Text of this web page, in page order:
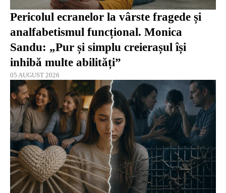
Pericolul ecranelor la vârste fragede și
analfabetismul funcțional. Monica
Sandu: „Pur și simplu creierașul își
inhibă multe abilități”
05 AUGUST 2026